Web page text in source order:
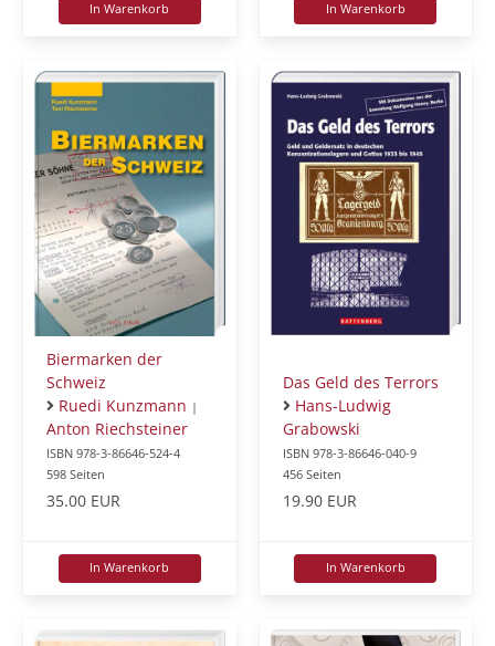
In Warenkorb In Warenkorb
Biermarken der
Schweiz
Ruedi Kunzmann |
Anton Riechsteiner
ISBN 978-3-86646-524-4
598 Seiten
35.00 EUR
In Warenkorb
Das Geld des Terrors
Hans-Ludwig
Grabowski
ISBN 978-3-86646-040-9
456 Seiten
19.90 EUR
In Warenkorb